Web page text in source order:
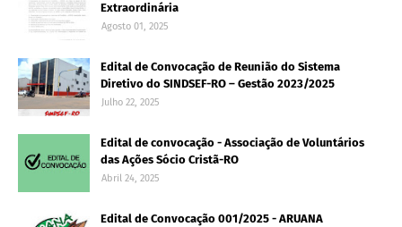
Extraordinária
Agosto 01, 2025
Edital de Convocação de Reunião do Sistema
Diretivo do SINDSEF-RO – Gestão 2023/2025
Julho 22, 2025
Edital de convocação - Associação de Voluntários
das Ações Sócio Cristã-RO
Abril 24, 2025
Edital de Convocação 001/2025 - ARUANA